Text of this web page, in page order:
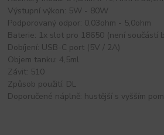
Výstupní výkon: 5W - 80W
Podporovaný odpor: 0,03ohm - 5,0ohm
Baterie: 1x slot pro 18650 (není součástí
Dobíjení: USB-C port (5V / 2A)
Objem tanku: 4,5ml
Závit: 510
Způsob použití: DL
Doporučené náplně: hustější s vyšším